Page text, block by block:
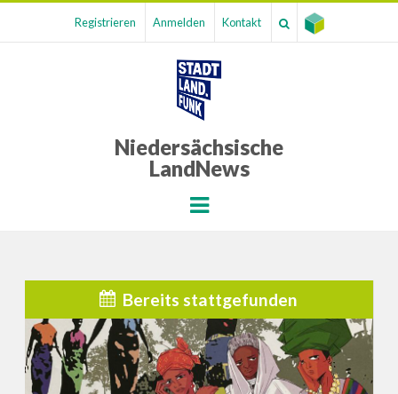
Registrieren Anmelden Kontakt
Niedersächsische
LandNews
Menu
Bereits stattgefunden